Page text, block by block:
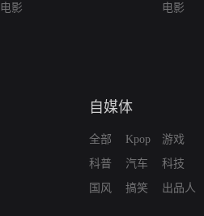
电影
电影
自媒体
全部
科普
国风
Kpop
汽车
搞笑
游戏
科技
出品人